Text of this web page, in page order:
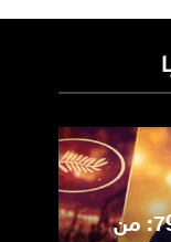
مهرجان كان السينمائي 79: من